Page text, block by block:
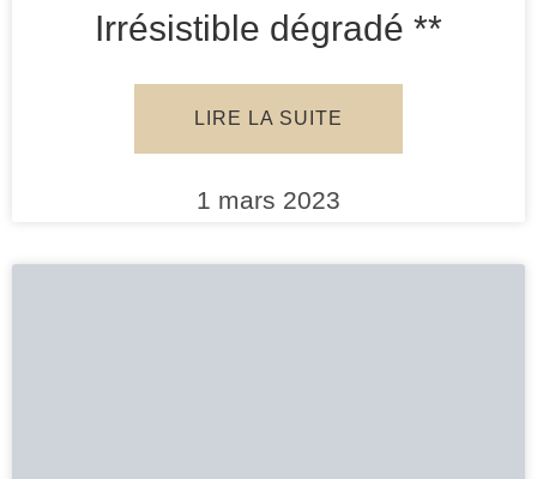
Irrésistible dégradé **
LIRE LA SUITE
1 mars 2023